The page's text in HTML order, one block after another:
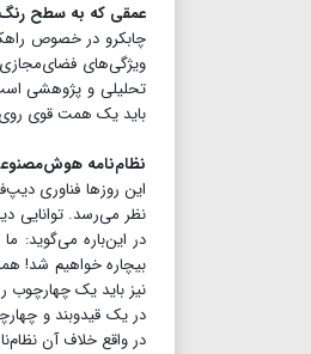
عمقی که به سطح رنگ
چابکرو در خصوص
ویژگی‌های
تحلیلی و پژوهشی
باید یک همت قوی روی
نظام‌نامه
این روزها فناوری
نظر می‌رسد. توانایی
در این‌باره می‌گوید:
بیچاره خواهیم شد!
نیز باید یک چهارچوب
در یک قیدو‌بند و
در واقع خلاف آن